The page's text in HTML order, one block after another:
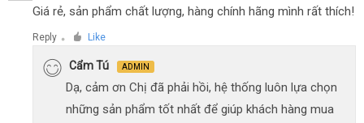
Giá rẻ, sản phẩm chất lượng, hàng chính hãng mình rất thích!
Reply ● Like
Cẩm Tú ADMIN
Dạ, cảm ơn Chị đã phải hồi, hệ thống luôn lựa chọn
những sản phẩm tốt nhất để giúp khách hàng mua